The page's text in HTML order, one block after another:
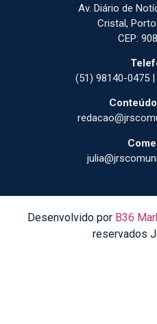
Av. Diário de
Cristal,
CEP:
(51) 98140-0475
Desenvolvido por B36
reservados